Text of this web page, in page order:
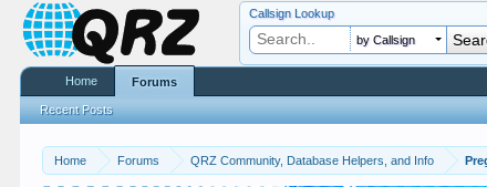
Home Forums QRZ Community, Database Helpers, and Info
Callsign Lookup
by Callsign
Home Forums
Recent Posts